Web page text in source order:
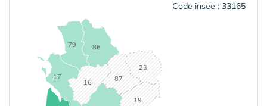
Code insee : 33165
16
17
19
23
79 86
87